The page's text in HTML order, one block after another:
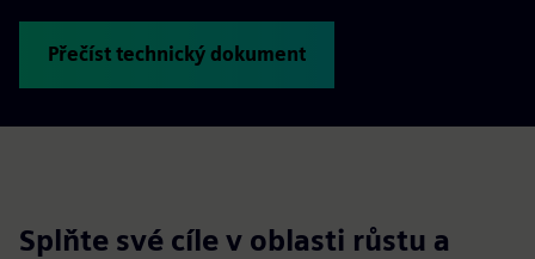
Přečíst technický dokument
Splňte své cíle v oblasti růstu a